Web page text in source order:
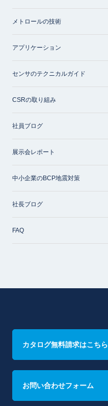
メトロールの技術
アプリケーション
センサのテクニカルガイド
CSRの取り組み
社員ブログ
展示会レポート
中小企業のBCP地震対策
社長ブログ
FAQ
カタログ無料請求はこちら
お問い合わせフォーム